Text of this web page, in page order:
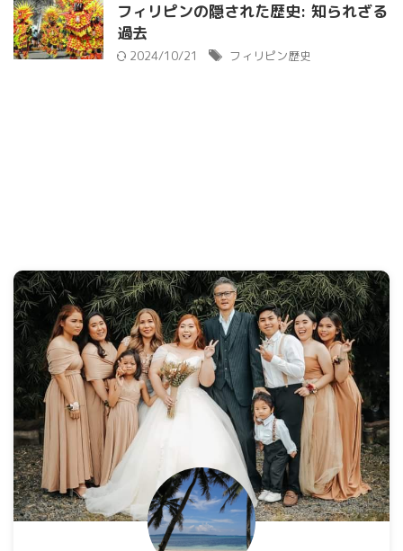
フィリピンの隠された歴史: 知られざる
過去
2024/10/21 フィリピン歴史